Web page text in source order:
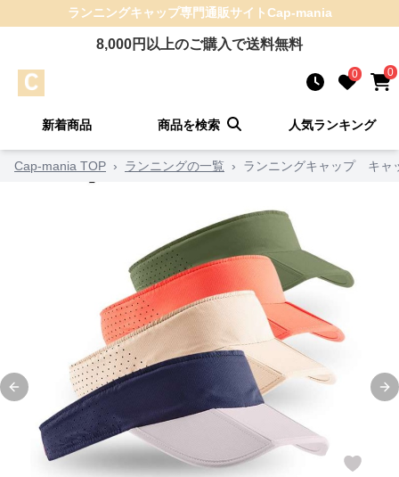
ランニングキャップ専門通販サイトCap-mania
8,000円以上のご購入で送料無料
0 0
新着商品 商品を検索 人気ランキング
Cap-mania TOP › ランニングの一覧 › ランニングキャップ キャ
Previous slide